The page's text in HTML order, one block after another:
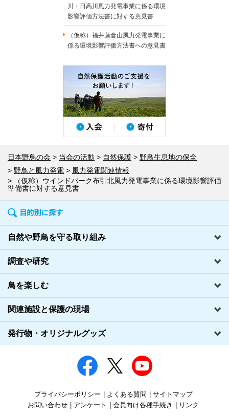
川・日高川風力発電事業に係る環境
影響評価方法書に対する意見書
（仮称）福井藤倉山風力発電事業に
係る環境影響評価方法書への意見書
日本野鳥の会 当会の活動 自然保護
野鳥生息地の保全
野鳥と風力発電
風力発電関連情報
（仮称）ウインドパーク布引北風力発電事業に係る環境影響評価
準備書に対する意見書
自然や野鳥を守る取り組み
調査や研究
鳥を楽しむ
関連施設と保護の現場
発行物・オリジナルグッズ
プライバシーポリシー よくある質問
サイトマップ
お問い合わせ
アンケート 会員向け各種手続き リンク